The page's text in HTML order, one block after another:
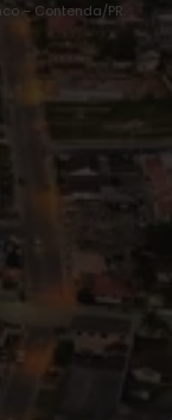
– Contenda/PR.